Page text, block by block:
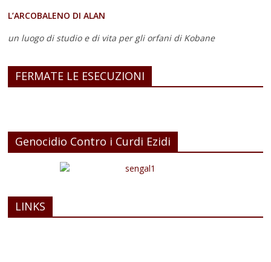
L’ARCOBALENO DI ALAN
un luogo di studio e di vita per gli orfani di Kobane
FERMATE LE ESECUZIONI
Genocidio Contro i Curdi Ezidi
LINKS